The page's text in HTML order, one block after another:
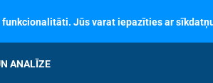
Jūs varat iepazīties ar
ANALĪZE